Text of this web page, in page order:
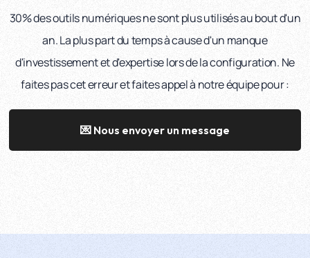
30% des outils numériques ne sont plus utilisés au bout d'un
an. La plus part du temps à cause d'un manque
d'investissement et d'expertise lors de la configuration. Ne
faites pas cet erreur et faites appel à notre équipe pour :
💌 Nous envoyer un message